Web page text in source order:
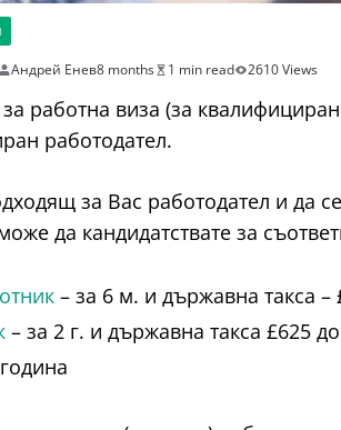
Андрей Енев8 months 1 min read 2610 Views
работна виза (за
работодател.
за Вас работодател и да
да кандидатствате за
– за 6 м. и държавна такса –
– за 2 г. и държавна такса £625